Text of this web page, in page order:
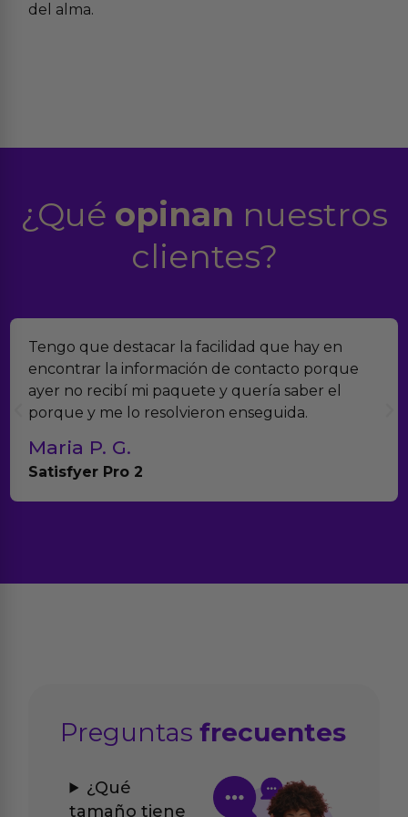
del alma.
¿Qué opinan nuestros
clientes?
Encontramos Erotiks a través de Google y
verdad es que nos han sorprendido.
muchísimos productos y han sido super
con el seguimiento del pedido.
Teresa y Diego
Anna Huevo Vibrador
Preguntasfrecuentes
¿Qué
tamaño tiene